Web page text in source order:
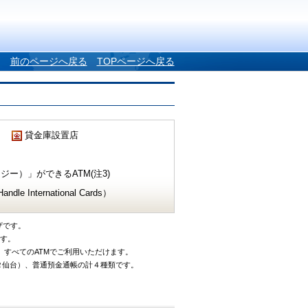
前のページへ戻る TOPページへ戻る
貸金庫設置店
ー）」ができるATM(注3)
International Cards）
す。
。
べてのATMでご利用いただけます。
台）、普通預金通帳の計４種類です。